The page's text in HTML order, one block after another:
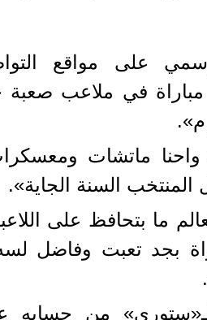
على مواقع
مباراة في ملاعب صعبة
واحنا ماتشات
السنة الجاية».
ما بتحافظ على
من حسابه